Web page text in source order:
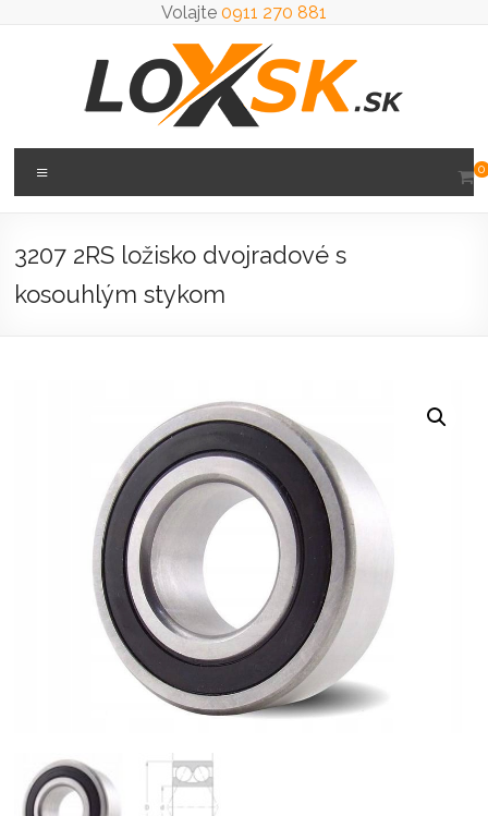
Volajte 0911 270 881
Loxsk
predaj
0
3207 2RS ložisko dvojradové s
kosouhlým stykom